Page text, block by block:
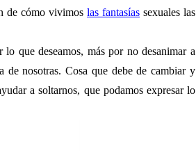
de cómo vivimos las fantasías sexuales las
que deseamos, más por no desanimar a
de nosotras. Cosa que debe de cambiar y
a soltarnos, que podamos expresar lo